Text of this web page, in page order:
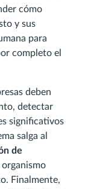
cómo
y sus
para
completo el
deben
detectar
significativos
salga al
de
Finalmente,